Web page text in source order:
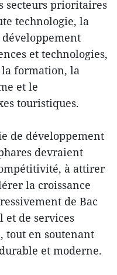
secteurs prioritaires
technologie, la
et technologies,
formation, la
et le
touristiques.
de développement
devraient
à attirer
la croissance
de Bac
de services
tout en soutenant
et moderne.